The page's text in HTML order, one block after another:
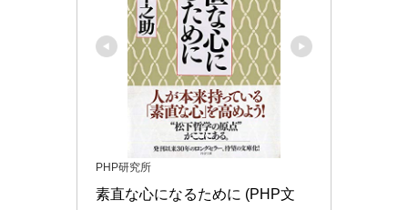
PHP研究所
素直な心になるために (PHP文